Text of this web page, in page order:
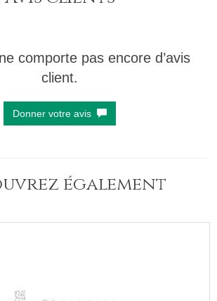
comporte pas encore d’avis
client.
Donner votre avis
également